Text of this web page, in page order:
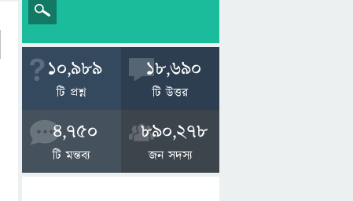
10,989
টি প্রশ্ন
18,690
টি উত্তর
4,750
টি মন্তব্য
890,278
জন সদস্য